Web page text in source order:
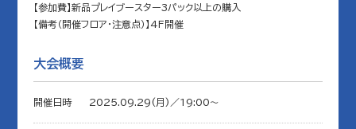
【参加費】新品プレイブースター3パック以上の購入
【備考（開催フロア・注意点）】4F開催
大会概要
開催日時 2025.09.29(月)／19:00〜